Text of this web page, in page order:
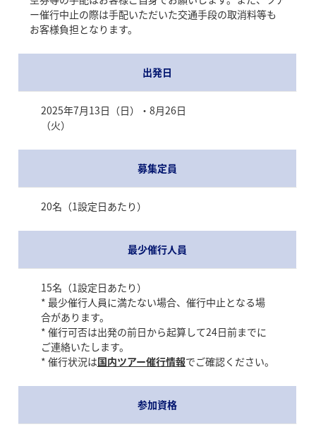
ー催行中止の際は手配いただいた交通手段の取消料等も
お客様負担となります。
出発日
2025年7月13日（日）・8月26日
（火）
募集定員
20名（1設定日あたり）
最少催行人員
15名（1設定日あたり）
* 最少催行人員に満たない場合、催行中止となる場
合があります。
* 催行可否は出発の前日から起算して24日前までに
ご連絡いたします。
* 催行状況は国内ツアー催行情報でご確認ください。
参加資格